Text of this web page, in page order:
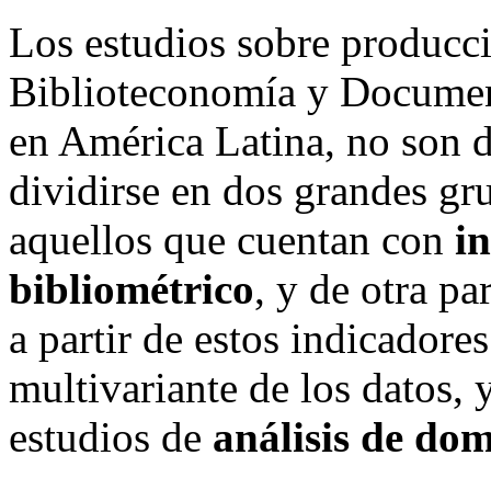
Los estudios sobre
Biblioteconomía y
en América Latina, no son
dividirse en dos grandes
aquellos que cuentan con
bibliométrico, y de otra
a partir de estos
multivariante de los datos,
estudios de análisis de